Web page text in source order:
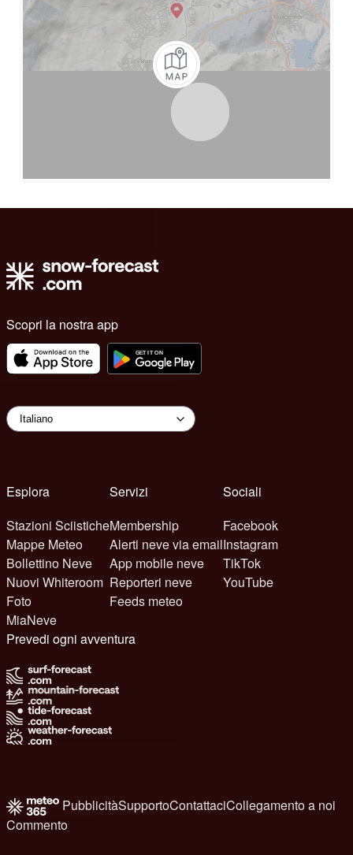
Scopri la nostra app
Esplora
Stazioni Sciistiche
Mappe Meteo
Bollettino Neve
Nuovi Whiteroom
Foto
MiaNeve
Servizi
Membership
Alerti neve via email
App mobile neve
Reporteri neve
Feeds meteo
Sociali
Facebook
Instagram
TikTok
YouTube
Prevedi ogni avventura
PubblicitàSupportoContattaciCollegamento a noi
Commento